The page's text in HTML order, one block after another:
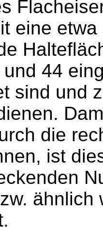
eine
44
sind und
die
ist
ähnlich